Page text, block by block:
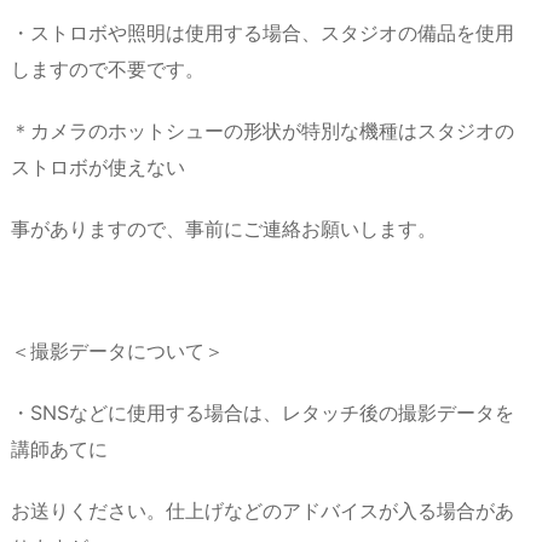
・ストロボや照明は使用する場合、スタジオの備品を使用
しますので不要です。
＊カメラのホットシューの形状が特別な機種はスタジオの
ストロボが使えない
事がありますので、事前にご連絡お願いします。
＜撮影データについて＞
・SNSなどに使用する場合は、レタッチ後の撮影データを
講師あてに
お送りください。仕上げなどのアドバイスが入る場合があ